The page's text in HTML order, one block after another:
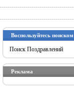
Воспользуйтесь поиском
Реклама